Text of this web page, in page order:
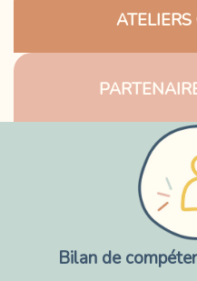
ATELIERS
Bilan de